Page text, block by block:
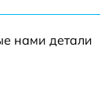
нами детали